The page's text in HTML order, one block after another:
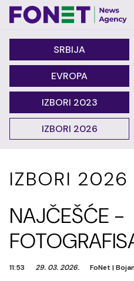
SRBIJA
EVROPA
IZBORI 2023
IZBORI 2026
IZBORI 2026
NAJČEŠĆE -
11:53 29. 03. 2026. FoNet |